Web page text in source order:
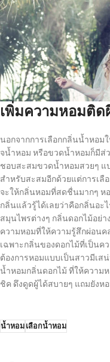
เพิ่มความหอมติ
นอกจากการเลือกกลิ่นน้ำหอม
จน้ำหอม หรือขวดน้ำหอมก็มีส่
ชอบสะสมขวดน้ำหอมสวยๆ แ
สำหรับสะสมอีกด้วยแต่การเ
จะให้กลิ่นหอมที่สดชื่นมากๆ ห
กลิ่นแล้วรู้ได้เลยว่าคือกลิ่นอะ
สมุนไพรต่างๆ กลิ่นดอกไม้อย่า
ความหอมที่ให้ความรู้สึกผ่อน
เฉพาะกลิ่นของดอกไม้ที่เป็นค
ต้องการหอมแบบเป็นสาวมีเ
น้ำหอมกลิ่นดอกไม้ ที่ให้ความ
ชิค ดึงดูดผู้ได้สบายๆ แถมยังห
น้ำหอมเลือกน้ำหอม